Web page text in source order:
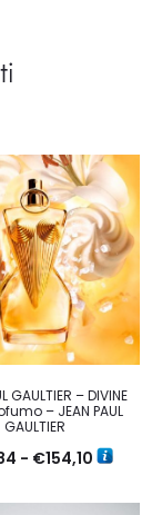
GAULTIER – DIVINE
– JEAN PAUL
GAULTIER
- €154,10Fascia